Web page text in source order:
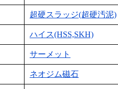
超硬スラッジ(超硬汚泥)
ハイス(HSS,SKH)
サーメット
ネオジム磁石